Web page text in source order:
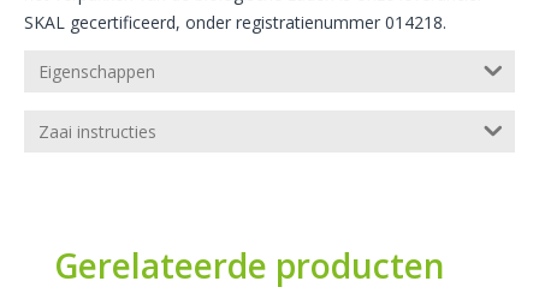
SKAL gecertificeerd, onder registratienummer 014218.
Eigenschappen
Zaai instructies
Gerelateerde producten